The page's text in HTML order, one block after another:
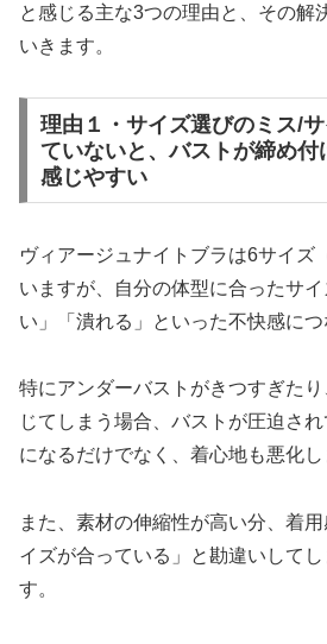
と感じる主な3つの理由と、その解
いきます。
理由１・サイズ選びのミス/
ていないと、バストが締め付
感じやすい
ヴィアージュナイトブラは6サイズ
いますが、自分の体型に合ったサ
い」「潰れる」といった不快感につ
特にアンダーバストがきつすぎた
じてしまう場合、バストが圧迫さ
になるだけでなく、着心地も悪化し
また、素材の伸縮性が高い分、着
イズが合っている」と勘違いして
す。